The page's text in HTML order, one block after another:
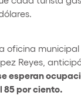
oficina municipal
Reyes,
esperan
85 por ciento.